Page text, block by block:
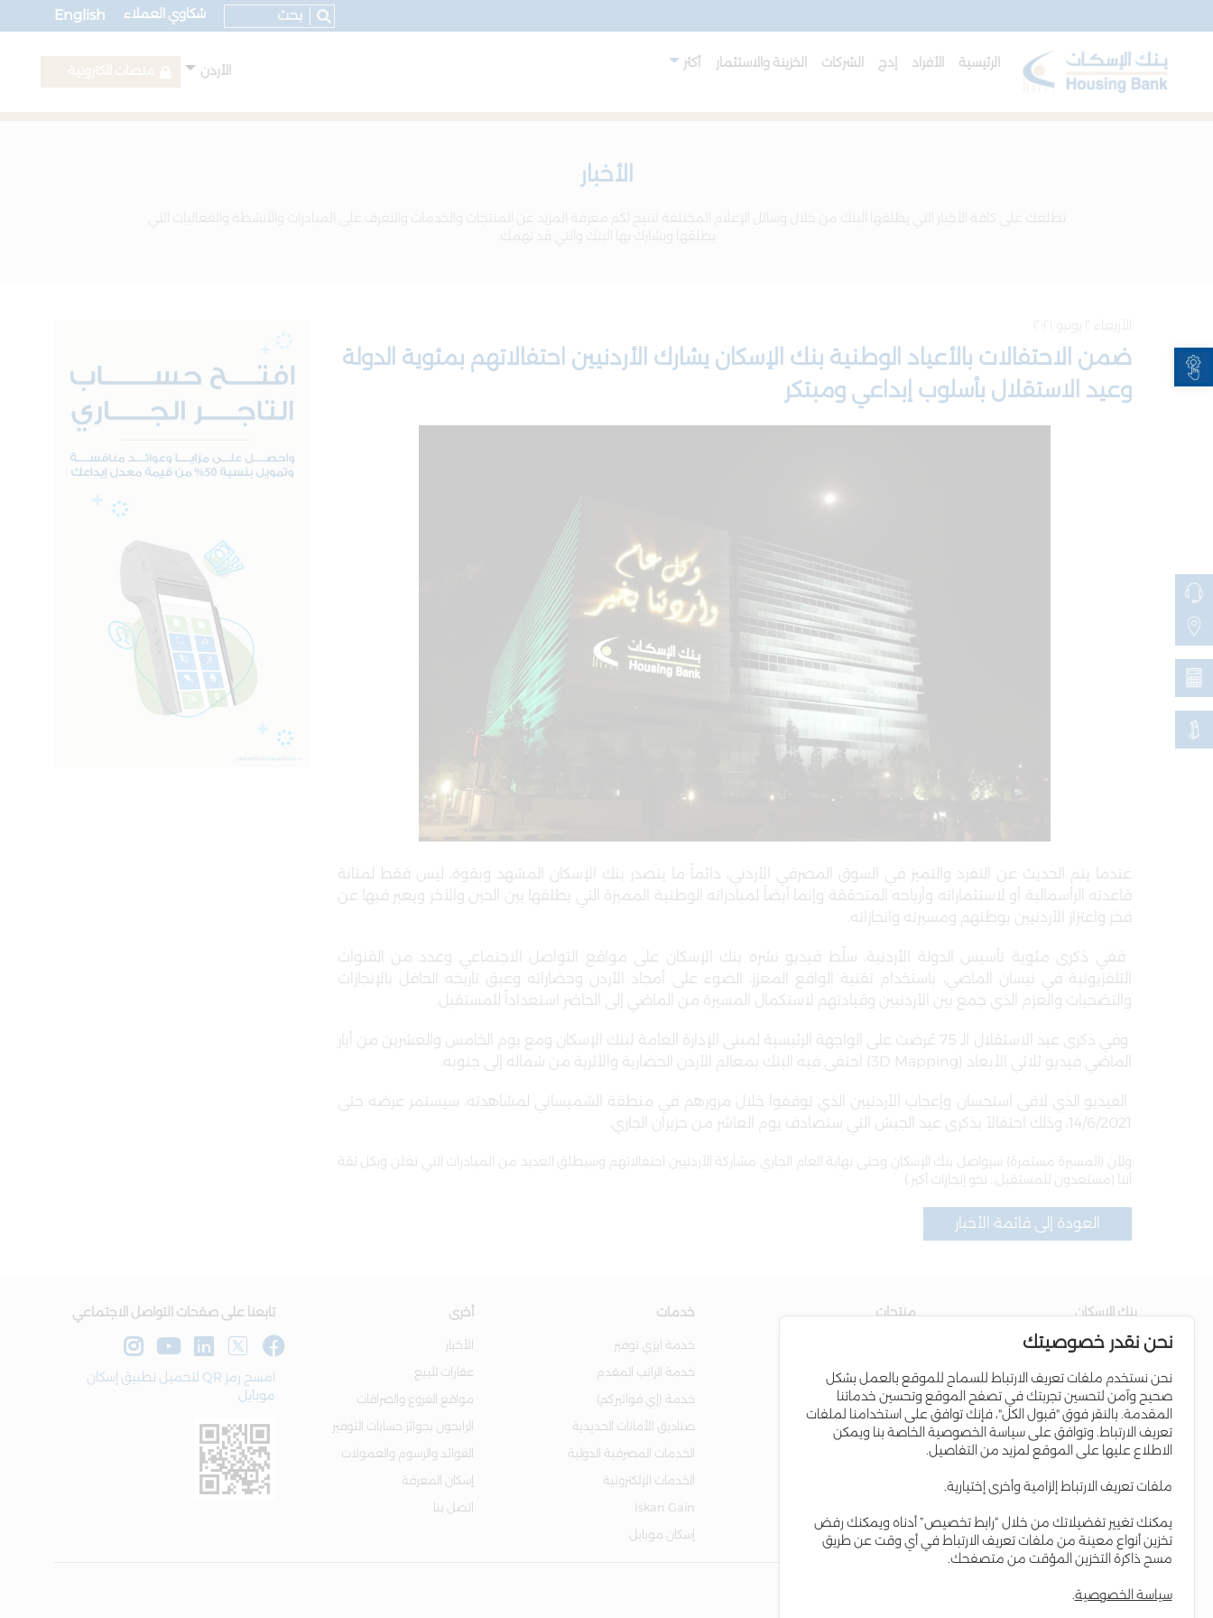
Open toolbar
English شكاوي العملاء
الرئيسية الأفراد إدج الشركات الخزينة والاستثمار أكثر الأردن
الأخبار
نطلعك على كافة الأخبار التي يطلقها البنك من خلال وسائل الإعلام المختلفة لنتيح لكم معرفة المزيد عن المنتجات والخدمات والتعرف على المبادرات والأنشطة والفعاليات التي
يطلقها ويشارك بها البنك والتي قد تهمك.
ضمن الاحتفالات بالأعياد الوطنية بنك الإسكان يشارك الأردنيين احتفالاتهم بمئوية الدولة
وعيد الاستقلال بأسلوب إبداعي ومبتكر
عندما يتم الحديث عن التفرد والتميز في السوق المصرفي الأردني، دائماً ما يتصدر بنك الإسكان المشهد وبقوة، ليس فقط لمتانة
قاعدته الرأسمالية أو لاستثماراته وأرباحه المتحققة وإنما أيضاً لمبادراته الوطنية المميزة التي يطلقها بين الحين والآخر ويعبر فيها عن
فخر واعتزاز الأردنيين بوطنهم ومسيرته وانجازاته.
ففي ذكرى مئوية تأسيس الدولة الأردنية، سلّط فيديو نشره بنك الإسكان على مواقع التواصل الاجتماعي وعدد من القنوات
التلفزيونية في نيسان الماضي، باستخدام تقنية الواقع المعزز، الضوء على أمجاد الأردن وحضاراته وعبق تاريخه الحافل بالإنجازات
والتضحيات والعزم الذي جمع بين الأردنيين وقيادتهم لاستكمال المسيرة من الماضي إلى الحاضر استعداداً للمستقبل.
وفي ذكرى عيد الاستقلال الـ 75 عُرضت على الواجهة الرئيسية لمبنى الإدارة العامة لبنك الإسكان ومع يوم الخامس والعشرين من أيار
الماضي فيديو ثلاثي الأبعاد (3D Mapping) احتفى فيه البنك بمعالم الأردن الحضارية والأثرية من شماله إلى جنوبه.
الفيديو الذي لاقى استحسان وإعجاب الأردنيين الذي توقفوا خلال مرورهم في منطقة الشميساني لمشاهدته، سيستمر عرضه حتى
14/6/2021، وذلك احتفالاً بذكرى عيد الجيش التي ستصادف يوم العاشر من حزيران الجاري
.
ولأن (المسيرة مستمرة) سيواصل بنك الإسكان وحتى نهاية العام الجاري مشاركة الأردنيين احتفالاتهم وسيطلق العديد من المبادرات التي تعلن وبكل ثقة
أننا (مستعدون للمستقبل.. نحو إنجازات أكبر.)
العودة إلى قائمة الأخبار
بنك الاسكان
عن البنك
مجلس الإدارة
إدارة البنك
علاقات المستثمرين
التواجد الإقليمي
المسؤولية الاجتماعية
العمل لدى البنك
منتجات
القروض السكنية
برامج الائتمان
البطاقات الإئتمانية
حساب مستقبلي
خدمات
خدمة ايزي توفير
خدمة الراتب المقدم
خدمة (إي فواتيركم)
صناديق الأمانات الحديدية
الخدمات المصرفية الدولية
الخدمات الإلكترونية
Iskan Gain
إسكان موبايل
أخرى
الأخبار
عقارات للبيع
مواقع الفروع والصرافات
الرابحون بجوائز حسابات التوفير
الفوائد والرسوم والعمولات
إسكان المعرفة
اتصل بنا
تابعنا على صفحات التواصل الاجتماعي
امسح رمز QR لتحميل تطبيق إسكان
موبايل
نحن نقدر خصوصيتك
نحن نستخدم ملفات تعريف الارتباط للسماح للموقع بالعمل بشكل
صحيح وآمن لتحسين تجربتك في تصفح الموقع وتحسين خدماتنا
المقدمة. بالنقر فوق "قبول الكل"، فإنك توافق على استخدامنا لملفات
تعريف الارتباط. وتوافق على سياسة الخصوصية الخاصة بنا ويمكن
الاطلاع عليها على الموقع لمزيد من التفاصيل.
ملفات تعريف الارتباط إلزامية وأخرى إختيارية.
يمكنك تغيير تفضيلاتك من خلال “رابط تخصيص” أدناه ويمكنك رفض
تخزين أنواع معينة من ملفات تعريف الارتباط في أي وقت عن طريق
مسح ذاكرة التخزين المؤقت من متصفحك.
سياسة الخصوصية.